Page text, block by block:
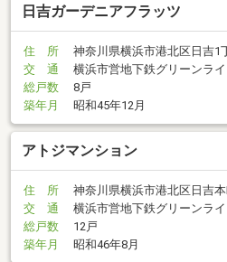
日吉ガーデニアフラッツ
住 所
神奈川県横浜市港北区日吉1
交 通
横浜市営地下鉄グリーンラ
総戸数
8戸
築年月
昭和45年12月
アトジマンション
住 所
神奈川県横浜市港北区日吉
交 通
横浜市営地下鉄グリーンラ
総戸数
12戸
築年月
昭和46年8月